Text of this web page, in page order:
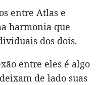
entre Atlas e
harmonia que
dos dois.
entre eles é algo
de lado suas